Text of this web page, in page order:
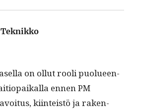
on ollut rooli puolueen­
ennen PM
kiin­teistö ja raken­